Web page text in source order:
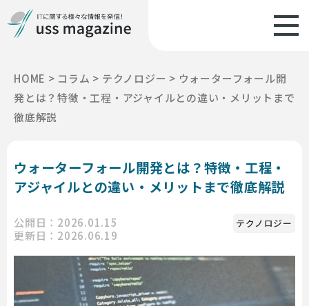
HOME > コラム > テクノロジー > ウォーターフォール開
発とは？特徴・工程・アジャイルとの違い・メリットまで
徹底解説
ウォーターフォール開発とは？特徴・工程・
アジャイルとの違い・メリットまで徹底解説
公開日：2026.01.15
更新日：2026.06.19
テクノロジー